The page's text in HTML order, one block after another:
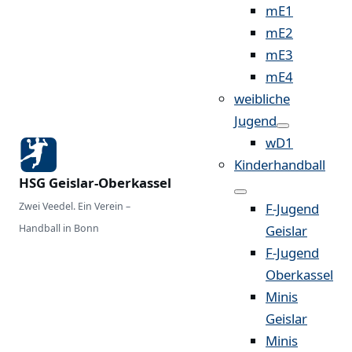
HSG Geislar-Oberkassel
Zwei Veedel. Ein Verein –
Handball in Bonn
mE1
mE2
mE3
mE4
weibliche
Jugend
wD1
Kinderhandball
F-Jugend
Geislar
F-Jugend
Oberkassel
Minis
Geislar
Minis